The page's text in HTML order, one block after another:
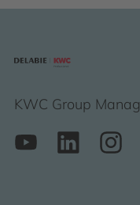
KWC Group